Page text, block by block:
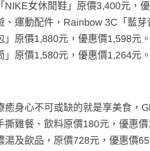
NIKE女休閒鞋」原價3,400元，
、運動配件，Rainbow 3C「藍
」原價1,880元，優惠價1,598元
」原價1,580元，優惠價1,264元。
癒身心不可或缺的就是享美食，
撕雞餐、飲料原價180元，優惠
湯及飲品，原價728元，優惠價